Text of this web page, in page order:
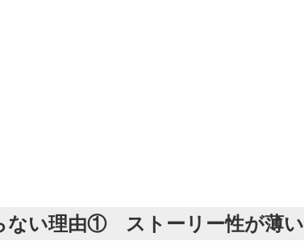
ない理由① ストーリー性が薄い